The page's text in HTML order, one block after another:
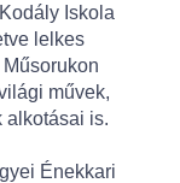
Iskola
lelkes
művek,
alkotásai is.
Énekkari